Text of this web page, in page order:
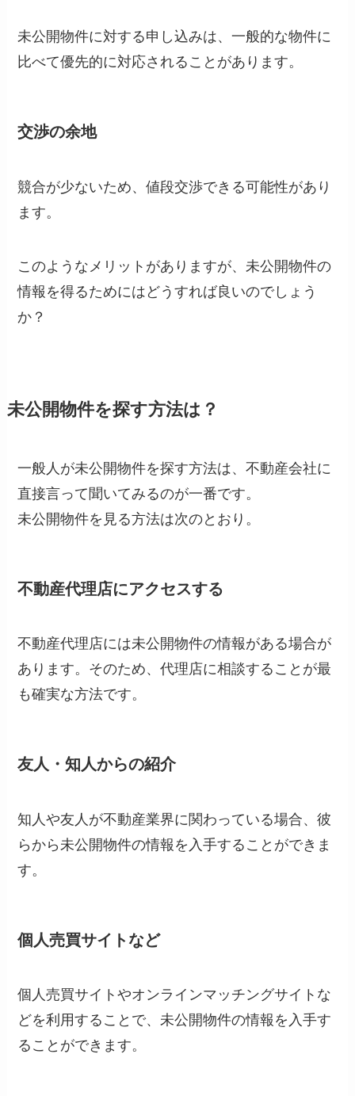
未公開物件に対する申し込みは、一般的な物件に
比べて優先的に対応されることがあります。
交渉の余地
競合が少ないため、値段交渉できる可能性があり
ます。
このようなメリットがありますが、未公開物件の
情報を得るためにはどうすれば良いのでしょう
か？
未公開物件を探す方法は？
一般人が未公開物件を探す方法は、不動産会社に
直接言って聞いてみるのが一番です。
未公開物件を見る方法は次のとおり。
不動産代理店にアクセスする
不動産代理店には未公開物件の情報がある場合が
あります。そのため、代理店に相談することが最
も確実な方法です。
友人・知人からの紹介
知人や友人が不動産業界に関わっている場合、彼
らから未公開物件の情報を入手することができま
す。
個人売買サイトなど
個人売買サイトやオンラインマッチングサイトな
どを利用することで、未公開物件の情報を入手す
ることができます。